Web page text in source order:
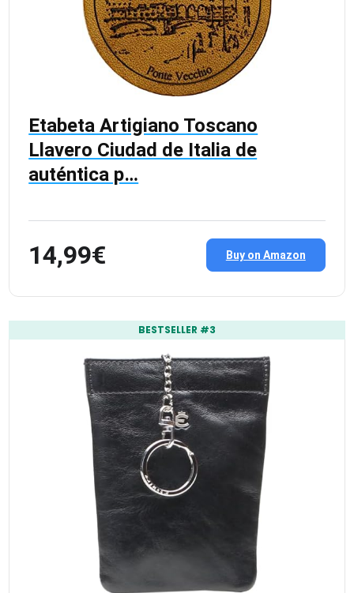
Etabeta Artigiano Toscano
Llavero Ciudad de Italia de
auténtica p…
14,99€ Buy on Amazon
BESTSELLER #3